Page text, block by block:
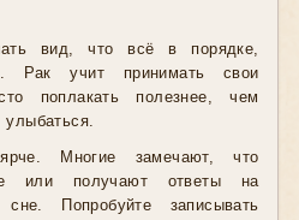
вид, что всё в порядке,
Рак учит принимать свои
поплакать полезнее, чем
Многие замечают, что
или получают ответы на
Попробуйте записывать